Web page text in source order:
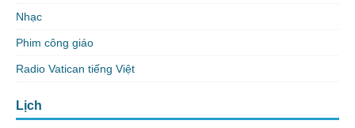
Nhạc
Phim công giáo
Radio Vatican tiếng Việt
Lịch